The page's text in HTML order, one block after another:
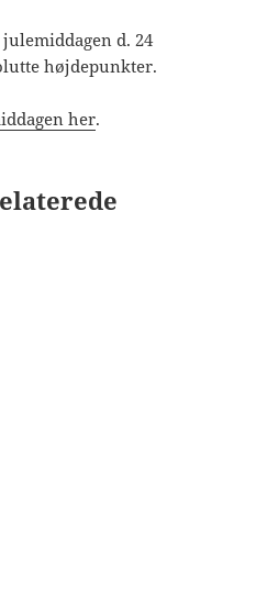
d. 24
højdepunkter.
her.